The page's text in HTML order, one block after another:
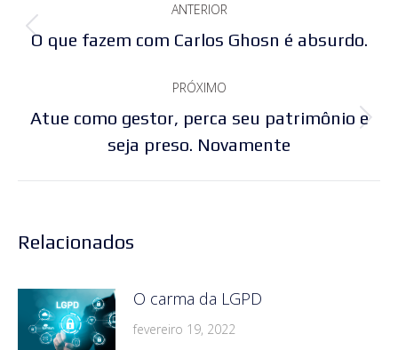
de
ANTERIOR
Post
O que fazem com Carlos Ghosn é absurdo.
PRÓXIMO
Próximo
post:
Atue como gestor, perca seu patrimônio e
seja preso. Novamente
Relacionados
O carma da LGPD
fevereiro 19, 2022